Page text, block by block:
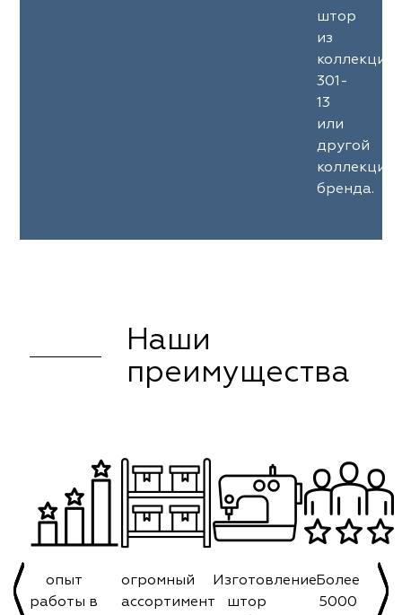
штор
из
301-
13
или
другой
коллекции
бренда.
Наши
преимущества
опыт
работы в
огромный
ассортимент
Изготовление
штор
Более
5000